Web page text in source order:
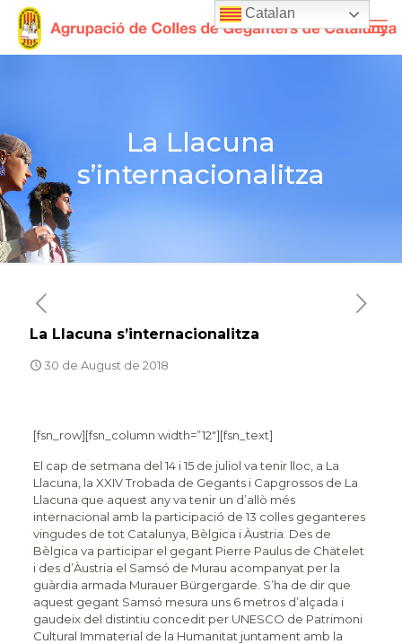
La Llacuna
s’internacionalitza
La Llacuna s’internacionalitza
30 de August de 2018
[fsn_row][fsn_column width=”12″][fsn_text]
El cap de setmana del 14 i 15 de juliol va tenir lloc, a La
Llacuna, la XXIV Trobada de Gegants i Capgrossos de La
Llacuna que aquest any va tenir un d’allò més
internacional amb la participació de 13 colles geganteres
vingudes de tot Catalunya, Bèlgica i Àustria. Des de
Bèlgica va participar el gegant Pierre Paulus de Chätelet
i des d’Àustria el Samsó de Murau acompanyat per la
guàrdia armada Murauer Bürgergarde. S’ha de dir que
aquest gegant Samsó mesura uns 6 metros d’alçada i
gaudeix del distintiu concedit per UNESCO de Patrimoni
Cultural Immaterial de la Humanitat juntament amb la
Catalan